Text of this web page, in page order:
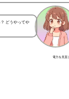
電力を見直
どうやってや